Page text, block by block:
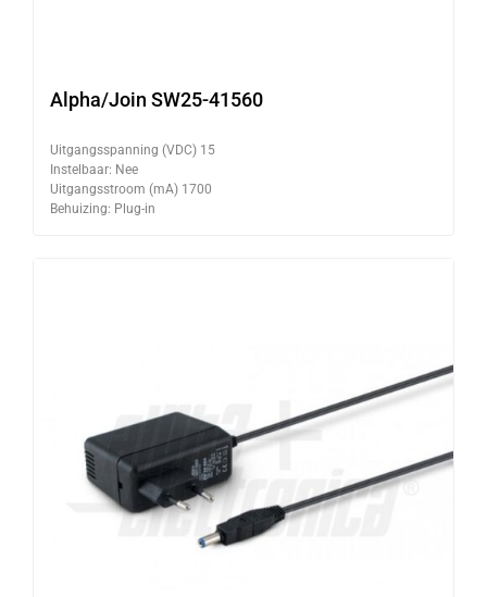
Alpha/Join SW25-41560
Uitgangsspanning (VDC) 15
Instelbaar: Nee
Uitgangsstroom (mA) 1700
Behuizing: Plug-in